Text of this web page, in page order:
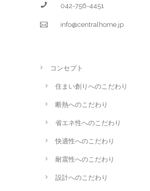
042-756-4451
info@centralhome.jp
コンセプト
住まい創りへのこだわり
断熱へのこだわり
省エネ性へのこだわり
快適性へのこだわり
耐震性へのこだわり
設計へのこだわり